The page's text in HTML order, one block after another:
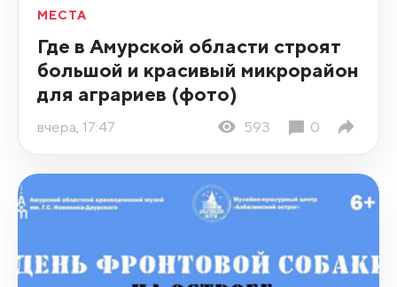
МЕСТА
Где в Амурской области строят
большой и красивый микрорайон
для аграриев (фото)
вчера, 17:47 593 0